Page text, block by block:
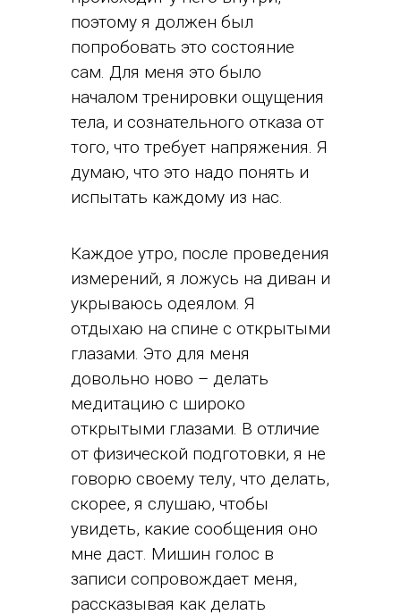
поэтому я должен был
попробовать это состояние
сам. Для меня это было
началом тренировки ощущения
тела, и сознательного отказа от
того, что требует напряжения. Я
думаю, что это надо понять и
испытать каждому из нас.
Каждое утро, после проведения
измерений, я ложусь на диван и
укрываюсь одеялом. Я
отдыхаю на спине с открытыми
глазами. Это для меня
довольно ново – делать
медитацию с широко
открытыми глазами. В отличие
от физической подготовки, я не
говорю своему телу, что делать,
скорее, я слушаю, чтобы
увидеть, какие сообщения оно
мне даст. Мишин голос в
записи сопровождает меня,
рассказывая как делать